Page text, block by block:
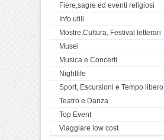
Fiere,sagre ed eventi religiosi
Info utili
Mostre,Cultura, Festival letterari
Musei
Musica e Concerti
Nightlife
Sport, Escursioni e Tempo libero
Teatro e Danza
Top Event
Viaggiare low cost